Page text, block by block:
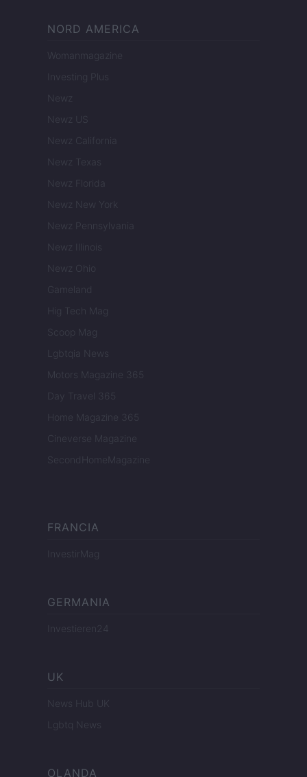
NORD AMERICA
Womanmagazine
Investing Plus
Newz
Newz US
Newz California
Newz Texas
Newz Florida
Newz New York
Newz Pennsylvania
Newz Illinois
Newz Ohio
Gameland
Hig Tech Mag
Scoop Mag
Lgbtqia News
Motors Magazine 365
Day Travel 365
Home Magazine 365
Cineverse Magazine
SecondHomeMagazine
FRANCIA
InvestirMag
GERMANIA
Investieren24
UK
News Hub UK
Lgbtq News
OLANDA